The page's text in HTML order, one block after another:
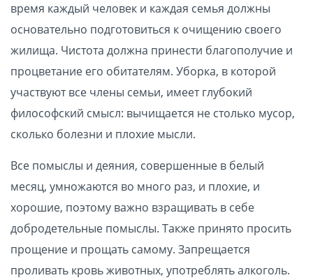
время каждый человек и каждая семья должны
основательно подготовиться к очищению своего
жилища. Чистота должна принести благополучие и
процветание его обитателям. Уборка, в которой
участвуют все члены семьи, имеет глубокий
философский смысл: вычищается не столько мусор,
сколько болезни и плохие мысли.
Все помыслы и деяния, совершенные в белый
месяц, умножаются во много раз, и плохие, и
хорошие, поэтому важно взращивать в себе
добродетельные помыслы. Также принято просить
прощение и прощать самому. Запрещается
проливать кровь животных, употреблять алкоголь.